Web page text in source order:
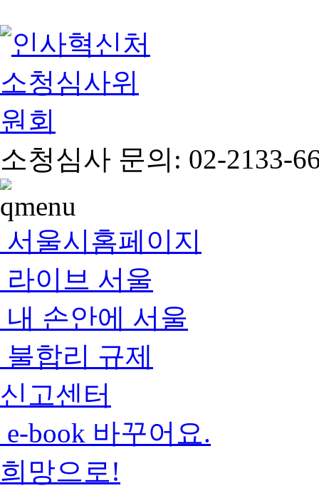
소청심사 문의: 02-2133-
서울시홈페이지
라이브 서울
내 손안에 서울
불합리 규제
신고센터
e-book 바꾸어요.
희망으로!